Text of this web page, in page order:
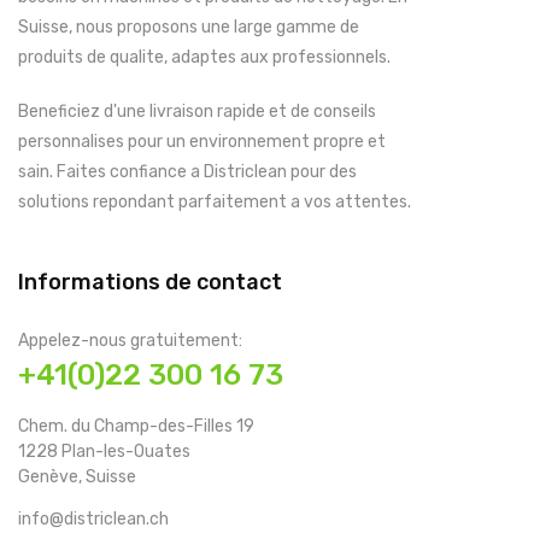
Suisse, nous proposons une large gamme de
produits de qualite, adaptes aux professionnels.
Beneficiez d'une livraison rapide et de conseils
personnalises pour un environnement propre et
sain. Faites confiance a Districlean pour des
solutions repondant parfaitement a vos attentes.
Informations de contact
Appelez-nous gratuitement:
+41(0)22 300 16 73
Chem. du Champ-des-Filles 19
1228 Plan-les-Ouates
Genève, Suisse
info@districlean.ch